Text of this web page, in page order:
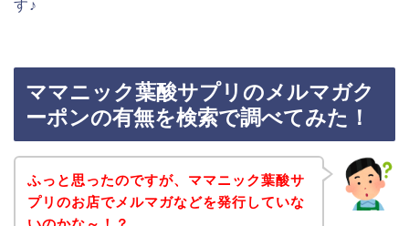
す♪
ママニック葉酸サプリのメルマガク
ーポンの有無を検索で調べてみた！
ふっと思ったのですが、ママニック葉酸サ
プリのお店でメルマガなどを発行していな